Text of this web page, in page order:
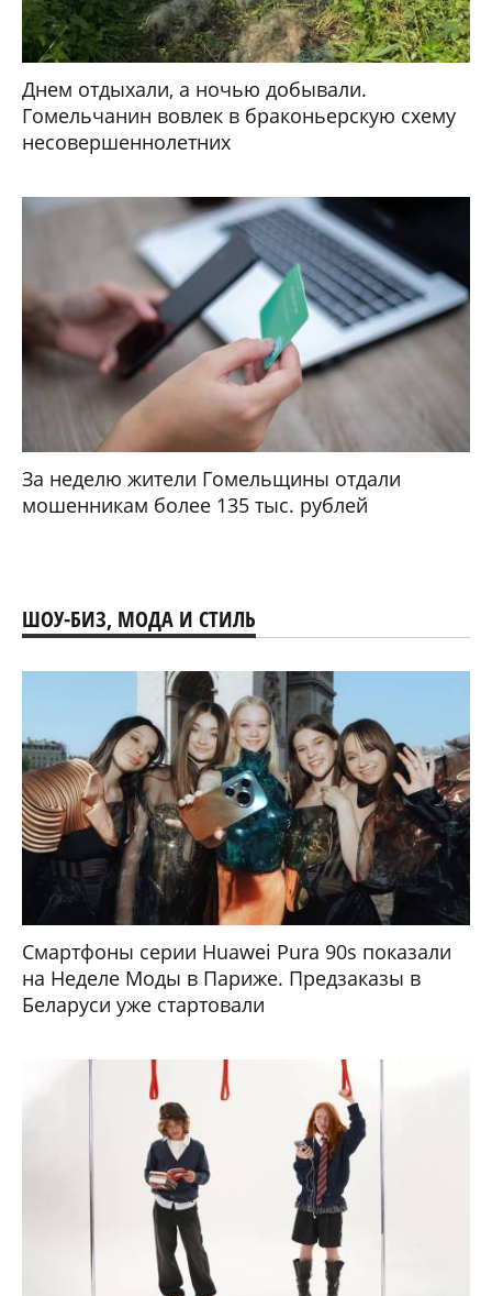
Днем отдыхали, а ночью добывали.
Гомельчанин вовлек в браконьерскую схему
несовершеннолетних
За неделю жители Гомельщины отдали
мошенникам более 135 тыс. рублей
ШОУ-БИЗ, МОДА И СТИЛЬ
Смартфоны серии Huawei Pura 90s показали
на Неделе Моды в Париже. Предзаказы в
Беларуси уже стартовали